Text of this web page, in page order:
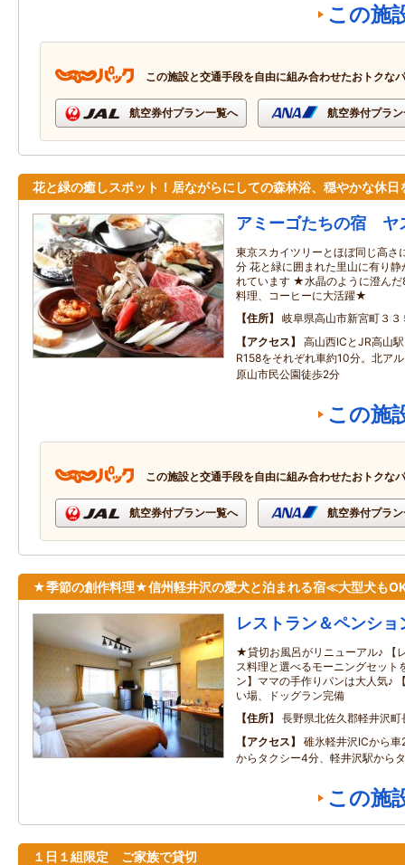
この施
この施設と交通手段を自由に組み合わせたおトクな
航空券付プラン一覧へ 航空券付プラ
花と緑の癒しスポット！居ながらにしての森林浴、穏やかな休日
アミーゴたちの宿 ヤ
東京スカイツリーとほぼ同じ高さ
分 花と緑に囲まれた里山に有り
れています ★水晶のように澄ん
料理、コーヒーに大活躍★
住所
岐阜県高山市新宮町３３
アクセス
高山西ICとJR高山
R158をそれぞれ車約10分。北ア
原山市民公園徒歩2分
この施
この施設と交通手段を自由に組み合わせたおトクな
航空券付プラン一覧へ 航空券付プラ
★季節の創作料理★信州軽井沢の愛犬と泊まれる宿≪大型犬も
レストラン＆ペンシ
★貸切お風呂がリニューアル♪ 【
ス料理と選べるモーニングセット
ン】ママの手作りパンは大人気♪
い場、ドッグラン完備
住所
長野県北佐久郡軽井沢町
アクセス
碓氷軽井沢ICから
からタクシー4分、軽井沢駅から
この施
１日１組限定 ご家族で貸切